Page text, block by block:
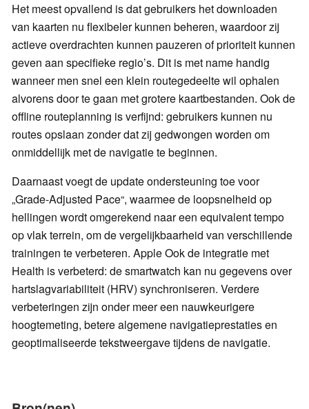
Het meest opvallend is dat gebruikers het downloaden
van kaarten nu flexibeler kunnen beheren, waardoor zij
actieve overdrachten kunnen pauzeren of prioriteit kunnen
geven aan specifieke regio’s. Dit is met name handig
wanneer men snel een klein routegedeelte wil ophalen
alvorens door te gaan met grotere kaartbestanden. Ook de
offline routeplanning is verfijnd: gebruikers kunnen nu
routes opslaan zonder dat zij gedwongen worden om
onmiddellijk met de navigatie te beginnen.
Daarnaast voegt de update ondersteuning toe voor
„Grade-Adjusted Pace“, waarmee de loopsnelheid op
hellingen wordt omgerekend naar een equivalent tempo
op vlak terrein, om de vergelijkbaarheid van verschillende
trainingen te verbeteren. Apple Ook de integratie met
Health is verbeterd: de smartwatch kan nu gegevens over
hartslagvariabiliteit (HRV) synchroniseren. Verdere
verbeteringen zijn onder meer een nauwkeurigere
hoogtemeting, betere algemene navigatieprestaties en
geoptimaliseerde tekstweergave tijdens de navigatie.